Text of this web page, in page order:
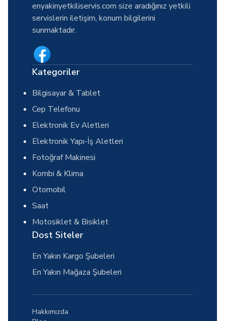
enyakinyetkiliservis.com size aradığınız yetkili
servislerin iletişim, konum bilgilerini
sunmaktadır.
Kategoriler
Bilgisayar & Tablet
Cep Telefonu
Elektronik Ev Aletleri
Elektronik Yapı-İş Aletleri
Fotoğraf Makinesi
Kombi & Klima
Otomobil
Saat
Motosiklet & Bisiklet
Dost Siteler
En Yakın Kargo Şubeleri
En Yakın Mağaza Şubeleri
Hakkımızda